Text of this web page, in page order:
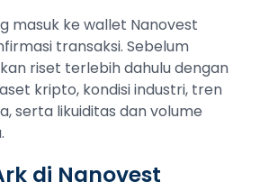
masuk ke wallet Nanovest
transaksi. Sebelum
riset terlebih dahulu dengan
kripto, kondisi industri, tren
serta likuiditas dan volume
di Nanovest